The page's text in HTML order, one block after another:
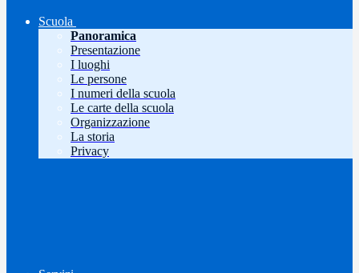
Scuola
Panoramica
Presentazione
I luoghi
Le persone
I numeri della scuola
Le carte della scuola
Organizzazione
La storia
Privacy